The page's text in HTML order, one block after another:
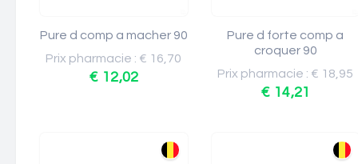
Pure d comp a macher 90
Prix pharmacie : € 16,70
€ 12,02
Pure d forte comp a
croquer 90
Prix pharmacie : € 18,95
€ 14,21